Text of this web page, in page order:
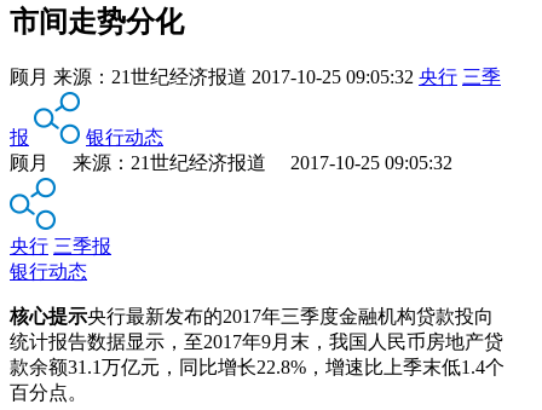
市间走势分化
顾月 来源： 21世纪经济报道 2017-10-25 09:05:32 央行 三季
报
银行动态
顾月 来源：21世纪经济报道 2017-10-25 09:05:32
央行 三季报
银行动态
核心提示央行最新发布的2017年三季度金融机构贷款投向
统计报告数据显示，至2017年9月末，我国人民币房地产贷
款余额31.1万亿元，同比增长22.8%，增速比上季末低1.4个
百分点。